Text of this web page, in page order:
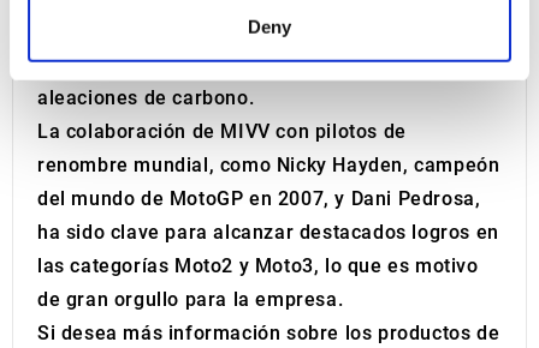
and set your preferences in the
We use cookies to personalise content and ads, to
provide social media features and to analyse our traffic.
We also share information about your use of our site with
our social media, advertising and analytics partners who
may combine it with other information that you’ve
provided to them or that they’ve collected from your use
of their services.
Deny
de primera calidad, fabricados con
materiales como el titanio, acero inoxidable y
aleaciones de carbono.
La colaboración de MIVV con pilotos de
renombre mundial, como Nicky Hayden, campeón
del mundo de MotoGP en 2007, y Dani Pedrosa,
ha sido clave para alcanzar destacados logros en
las categorías Moto2 y Moto3, lo que es motivo
de gran orgullo para la empresa.
Si desea más información sobre los productos de